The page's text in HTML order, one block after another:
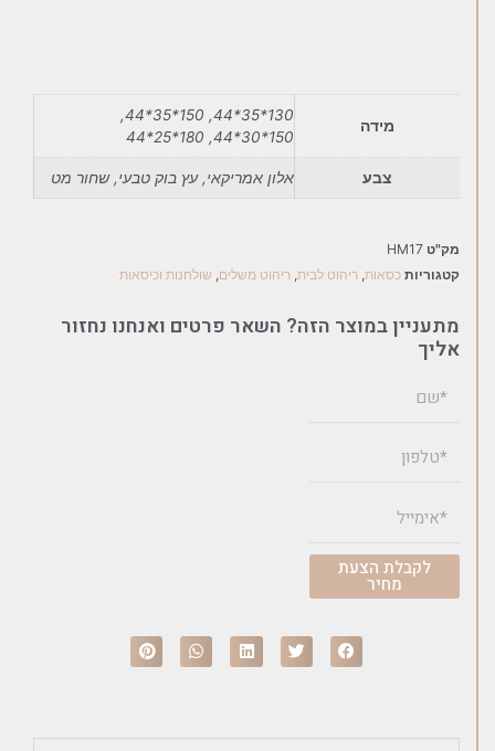
מידה
130*35*44, 150*35*44,
150*30*44, 180*25*44
צבע אלון אמריקאי, עץ בוק טבעי, שחור מט
מק"ט HM17
קטגוריות כסאות, ריהוט לבית, ריהוט משלים, שולחנות וכיסאות
מתעניין במוצר הזה? השאר פרטים ואנחנו נחזור
אליך
לקבלת הצעת
מחיר